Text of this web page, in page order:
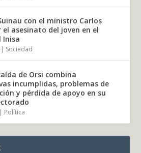
con el ministro Carlos
el asesinato del joven en el
Inisa
| Sociedad
de Orsi combina
incumplidas, problemas de
y pérdida de apoyo en su
| Política